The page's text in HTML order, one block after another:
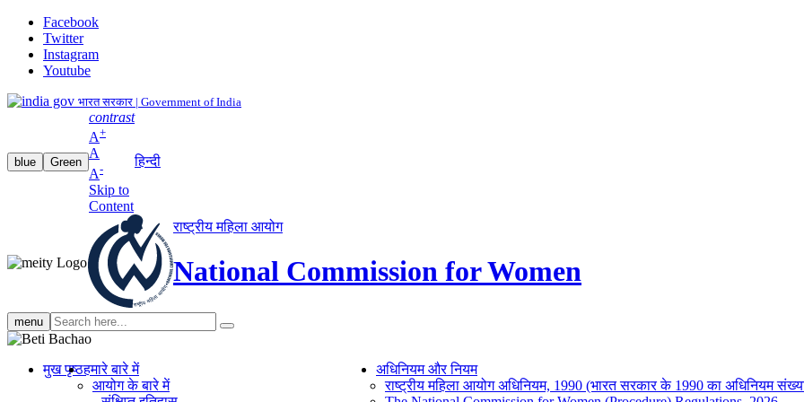
Facebook
Twitter
Instagram
Youtube
भारत सरकार | Government of India
blue Green
contrast
A+
A
A-
Skip to
Content
हिन्दी
राष्ट्रीय महिला आयोग
National Commission for Women
menu Search
search
मुख पृष्ठहमारे बारे में
आयोग के बारे में
अधिनियम और नियम
राष्ट्रीय महिला आयोग अधिनियम, 1990 (भारत सरकार के 1990 का अधिनियम